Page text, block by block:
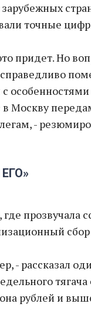
точные
придет. Но
с
в Москву
-
прозвучала
- рассказал
тягача
рублей и